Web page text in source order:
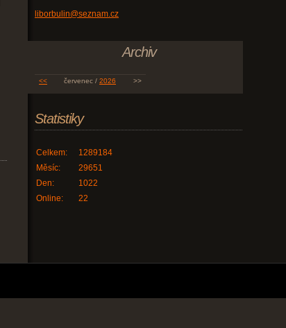
liborbulin@seznam.cz
Archiv
<< červenec / 2026 >>
Statistiky
Online: 22
Celkem:
1289184
Měsíc:
29651
Den:
1022